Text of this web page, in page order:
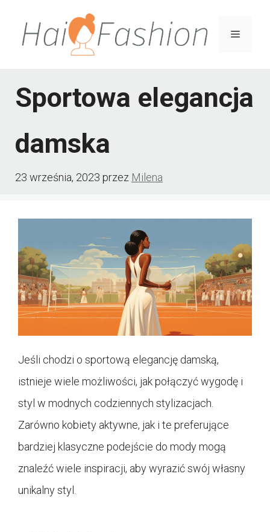
Menu
Sportowa elegancja
damska
23 września, 2023 przez Milena
Jeśli chodzi o sportową elegancję damską,
istnieje wiele możliwości, jak połączyć wygodę i
styl w modnych codziennych stylizacjach.
Zarówno kobiety aktywne, jak i te preferujące
bardziej klasyczne podejście do mody mogą
znaleźć wiele inspiracji, aby wyrazić swój własny
unikalny styl.